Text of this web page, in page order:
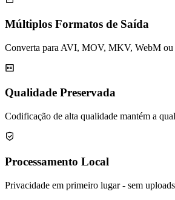
Múltiplos Formatos de Saída
Converta para AVI, MOV, MKV, WebM
Qualidade Preservada
Codificação de alta qualidade mantém a
Processamento Local
Privacidade em primeiro lugar - sem